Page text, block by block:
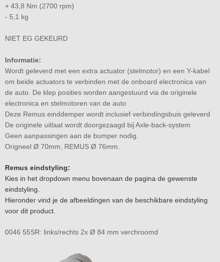
+ 43,8 Nm (2700 rpm)
- 5,1 kg
NIET EG GEKEURD
Informatie:
Wordt geleverd met een extra actuator (stelmotor) en een Y-kabel
om beide actuators te verbinden met de onboard electronica van
de auto. De klep posities worden aangestuurd via de originele
electronica en stelmotoren van de auto
Deze Remus einddemper wordt inclusief verbindingsbuis geleverd
De originele uitlaat wordt doorgezaagd bij Axle-back-system
Geen aanpassingen aan de bumper nodig.
Origneel Ø 70mm, REMUS Ø 76mm.
Remus eindstyling:
Kies in het dropdown menu bovenaan de pagina de gewenste
eindstyling.
Hieronder vind je de afbeeldingen van de beschikbare eindstyling
voor dit product.
0046 55SR: links/rechts 2x Ø 84 mm verchroomd